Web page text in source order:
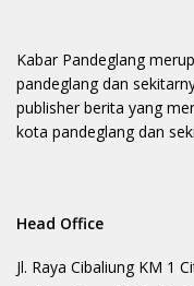
Kabar Pandeglang
pandeglang dan
publisher berita yang
kota pandeglang dan
Head Office
Jl. Raya Cibaliung KM 1